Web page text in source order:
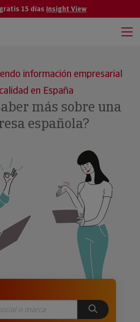
15 días Insight View
información empresarial
en España
más sobre una
española?